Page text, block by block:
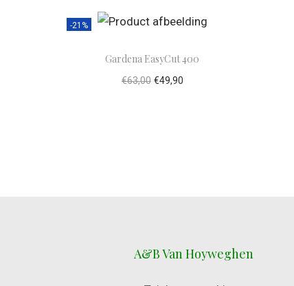
-21%
Gardena EasyCut 400
€63,00 €49,90
A&B Van Hoyweghen